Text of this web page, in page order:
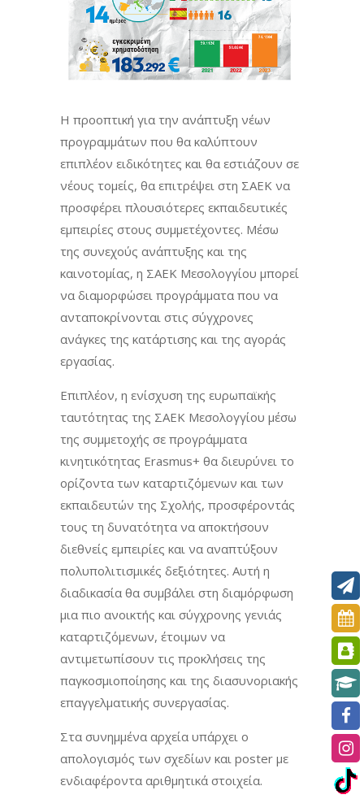
Η προοπτική για την ανάπτυξη νέων
προγραμμάτων που θα καλύπτουν
επιπλέον ειδικότητες και θα εστιάζουν σε
νέους τομείς, θα επιτρέψει στη ΣΑΕΚ να
προσφέρει πλουσιότερες εκπαιδευτικές
εμπειρίες στους συμμετέχοντες. Μέσω
της συνεχούς ανάπτυξης και της
καινοτομίας, η ΣΑΕΚ Μεσολογγίου μπορεί
να διαμορφώσει προγράμματα που να
ανταποκρίνονται στις σύγχρονες
ανάγκες της κατάρτισης και της αγοράς
εργασίας.
Επιπλέον, η ενίσχυση της ευρωπαϊκής
ταυτότητας της ΣΑΕΚ Μεσολογγίου μέσω
της συμμετοχής σε προγράμματα
κινητικότητας Erasmus+ θα διευρύνει το
ορίζοντα των καταρτιζόμενων και των
εκπαιδευτών της Σχολής, προσφέροντάς
τους τη δυνατότητα να αποκτήσουν
διεθνείς εμπειρίες και να αναπτύξουν
πολυπολιτισμικές δεξιότητες. Αυτή η
διαδικασία θα συμβάλει στη διαμόρφωση
μια πιο ανοικτής και σύγχρονης γενιάς
καταρτιζόμενων, έτοιμων να
αντιμετωπίσουν τις προκλήσεις της
παγκοσμιοποίησης και της διασυνοριακής
επαγγελματικής συνεργασίας.
Στα συνημμένα αρχεία υπάρχει ο
απολογισμός των σχεδίων και poster με
ενδιαφέροντα αριθμητικά στοιχεία.